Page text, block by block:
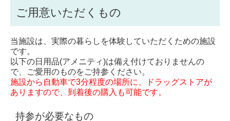
ご用意いただくもの
当施設は、実際の暮らしを体験していただくための施設
です。
以下の日用品(アメニティ)は備え付けておりませんの
で、ご愛用のものをご持参ください。
施設から自動車で3分程度の場所に、ドラッグストアが
ありますので、到着後の購入も可能です。
持参が必要なもの